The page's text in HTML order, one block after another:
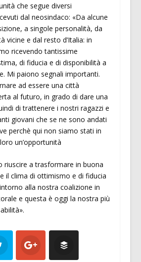
che segue diversi
dal neosindaco: «Da alcune
a singole personalità, da
vicine e dal resto d’Italia: in
ricevendo tantissime
di fiducia e di disponibilità a
Mi paiono segnali importanti.
ad essere una città
al futuro, in grado di dare una
di trattenere i nostri ragazzi e
giovani che se ne sono andati
perchè qui non siamo stati in
un’opportunità
riuscire a trasformare in buona
il clima di ottimismo e di fiducia
alla nostra coalizione in
e questa è oggi la nostra più